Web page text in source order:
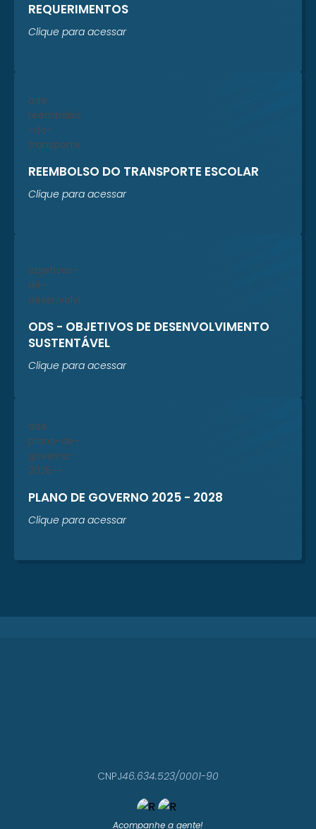
REQUERIMENTOS
Clique para acessar
REEMBOLSO DO TRANSPORTE ESCOLAR
Clique para acessar
ODS - OBJETIVOS DE DESENVOLVIMENTO
SUSTENTÁVEL
Clique para acessar
PLANO DE GOVERNO 2025 - 2028
Clique para acessar
Acompanhe a gente!
CNPJ46.634.523/0001-90